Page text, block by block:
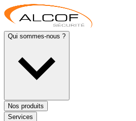
Qui sommes-nous ?
Nos produits
Services